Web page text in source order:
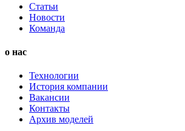
Статьи
Новости
Команда
о нас
Технологии
История компании
Вакансии
Контакты
Архив моделей